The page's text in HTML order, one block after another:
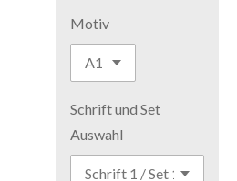
Motiv
Schrift und Set
Auswahl